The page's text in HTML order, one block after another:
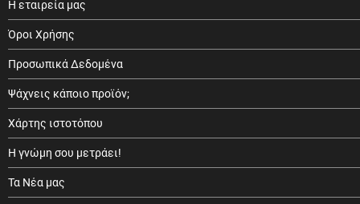
Η εταιρεία μας
Όροι Χρήσης
Προσωπικά Δεδομένα
Ψάχνεις κάποιο προϊόν;
Χάρτης ιστοτόπου
Η γνώμη σου μετράει!
Τα Νέα μας